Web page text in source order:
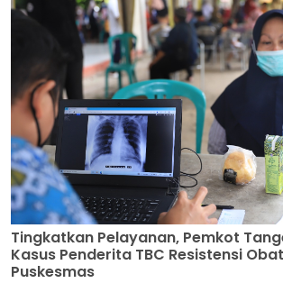
Tingkatkan Pelayanan, Pemkot
Kasus Penderita TBC Resistensi
Puskesmas